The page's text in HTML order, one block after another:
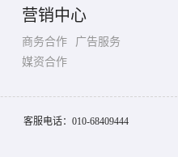
营销中心
商务合作
广告服务
媒资合作
客服电话： 010-68409444